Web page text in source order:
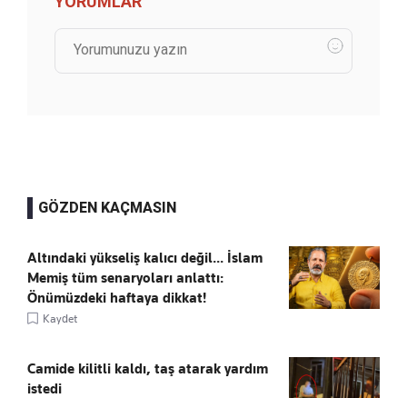
GÖZDEN KAÇMASIN
Altındaki yükseliş kalıcı değil... İslam
Memiş tüm senaryoları anlattı:
Önümüzdeki haftaya dikkat!
Kaydet
Camide kilitli kaldı, taş atarak yardım
istedi